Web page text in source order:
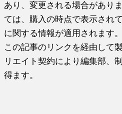
あり、変更される場合があり
ては、購入の時点で表示され
に関する情報が適用されます。
この記事のリンクを経由して
リエイト契約により編集部、
得ます。